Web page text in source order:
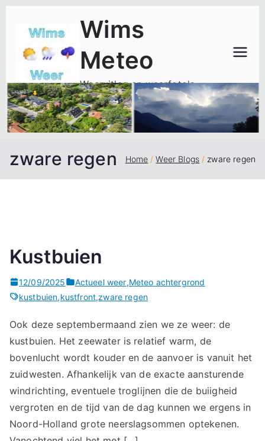
inhoud
Wims
Meteo
Weeruitleg en weerfoto's
zware regen Home Weer Blogs zware regen
Kustbuien
12/09/2025 Actueel weer,Meteo achtergrond
kustbuien,kustfront,zware regen
Ook deze septembermaand zien we ze weer: de
kustbuien. Het zeewater is relatief warm, de
bovenlucht wordt kouder en de aanvoer is vanuit het
zuidwesten. Afhankelijk van de exacte aansturende
windrichting, eventuele troglijnen die de buiigheid
vergroten en de tijd van de dag kunnen we ergens in
Noord-Holland grote neerslagsommen optekenen.